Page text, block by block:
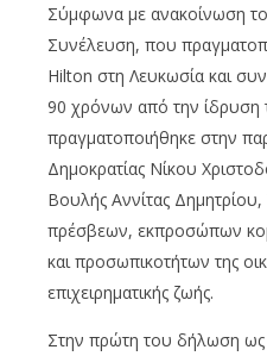
Σύμφωνα με ανακοίνωση
Συνέλευση, που
Hilton στη Λευκωσία και
90 χρόνων από την
πραγματοποιήθηκε στην
Δημοκρατίας Νίκου
Βουλής Αννίτας
πρέσβεων, εκπροσώπων
και προσωπικοτήτων της
επιχειρηματικής ζωής.
Στην πρώτη του δήλωση